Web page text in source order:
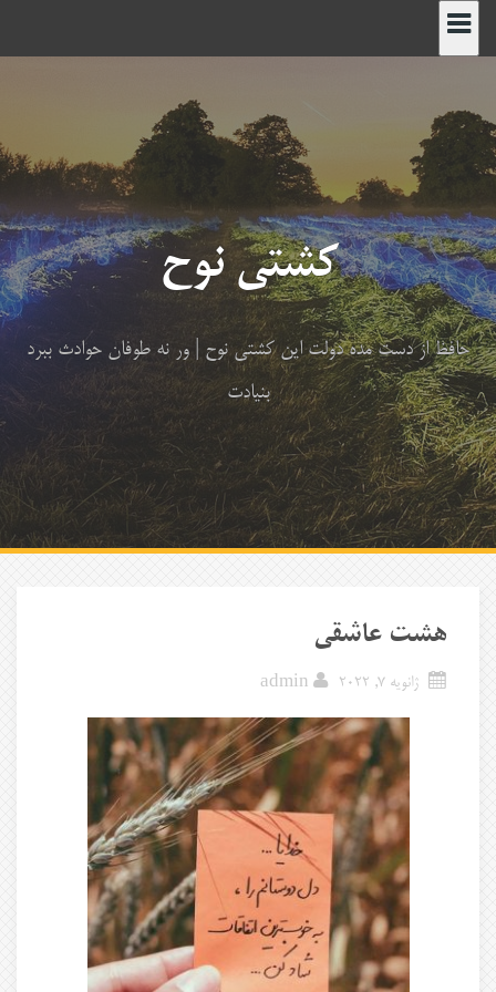
پرش
به
کشتی نوح
حافظ از دست مده دولت این کشتی نوح | ور نه طوفان حوادث ببرد
بنیادت
هشت عاشقی
ژانویه 7, 2022 admin